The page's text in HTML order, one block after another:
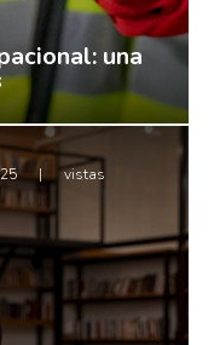
una
| vistas